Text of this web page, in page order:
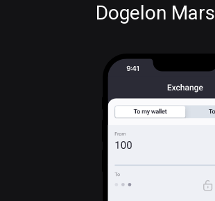
Dogelon Mars